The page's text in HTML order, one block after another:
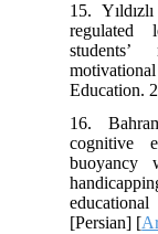
15.
16.
cognitive
[Persian] [